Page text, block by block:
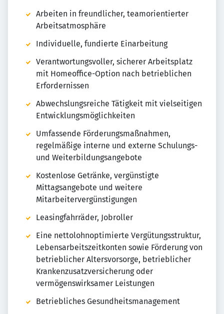
Arbeiten in freundlicher, teamorientierter
Arbeitsatmosphäre
Individuelle, fundierte Einarbeitung
Verantwortungsvoller, sicherer Arbeitsplatz
mit Homeoffice-Option nach betrieblichen
Erfordernissen
Abwechslungsreiche Tätigkeit mit vielseitigen
Entwicklungsmöglichkeiten
Umfassende Förderungsmaßnahmen,
regelmäßige interne und externe Schulungs-
und Weiterbildungsangebote
Kostenlose Getränke, vergünstigte
Mittagsangebote und weitere
Mitarbeitervergünstigungen
Leasingfahrräder, Jobroller
Eine nettolohnoptimierte Vergütungsstruktur,
Lebensarbeitszeitkonten sowie Förderung von
betrieblicher Altersvorsorge, betrieblicher
Krankenzusatzversicherung oder
vermögenswirksamer Leistungen
Betriebliches Gesundheitsmanagement